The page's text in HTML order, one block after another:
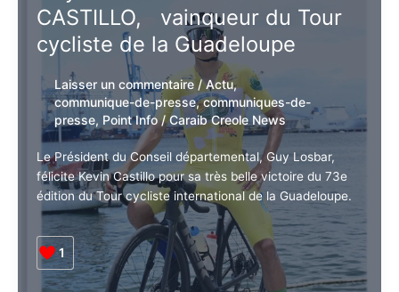
Centre
d’Examen
de
ensemble
auprès
de
nos
exploitants
et
retraités
agricoles.
Guy LOSBAR félicite Kevin
CASTILLO, vainqueur du Tour
cycliste de la Guadeloupe
Laisser un commentaire /Actu,
communique-de-presse,communiques-
de-presse,Point Info/Caraib Creole
News
Le Président du Conseil départemental, Guy Losbar,
félicite Kevin Castillo pour sa très belle victoire du 73e
édition du Tour cycliste international de la
Guadeloupe.